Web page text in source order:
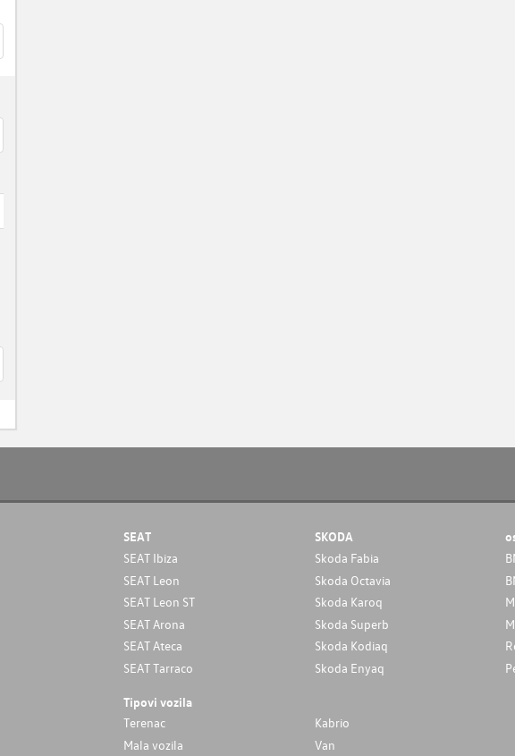
SEAT
SEAT Ibiza
SEAT Leon
SEAT Leon ST
SEAT Arona
SEAT Ateca
SEAT Tarraco
SKODA
Skoda Fabia
Skoda Octavia
Skoda Karoq
Skoda Superb
Skoda Kodiaq
Skoda Enyaq
Tipovi vozila
Terenac
Kabrio
Mala vozila
Van